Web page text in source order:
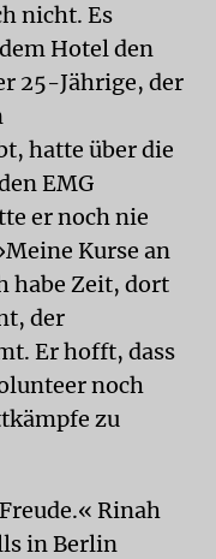
nicht. Es
Hotel den
25-Jährige, der
hatte über die
EMG
er noch nie
Kurse an
habe Zeit, dort
der
Er hofft, dass
noch
zu
Rinah
in Berlin